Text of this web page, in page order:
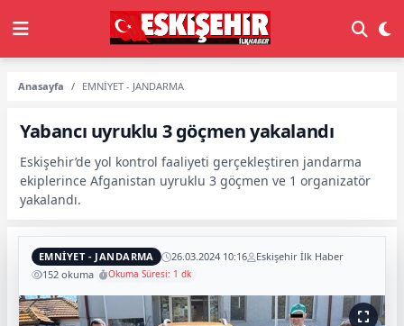
Anasayfa EMNİYET - JANDARMA
Yabancı uyruklu 3 göçmen yakalandı
Eskişehir’de yol kontrol faaliyeti gerçekleştiren jandarma
ekiplerince Afganistan uyruklu 3 göçmen ve 1 organizatör
yakalandı.
EMNİYET - JANDARMA 26.03.2024 10:16
Eskişehir İlk Haber
152 okuma
Okuma Süresi: 1 dk